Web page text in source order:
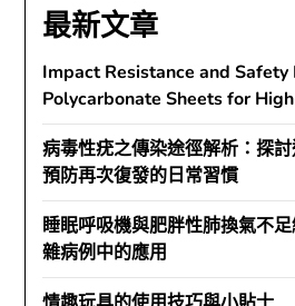
最新文章
Impact Resistance and
Polycarbonate Sheets for
病毒性疣之傳染途徑解析：探
預防再次復發的日常習慣
睡眠呼吸機與肥胖性肺換氣不
雜病例中的應用